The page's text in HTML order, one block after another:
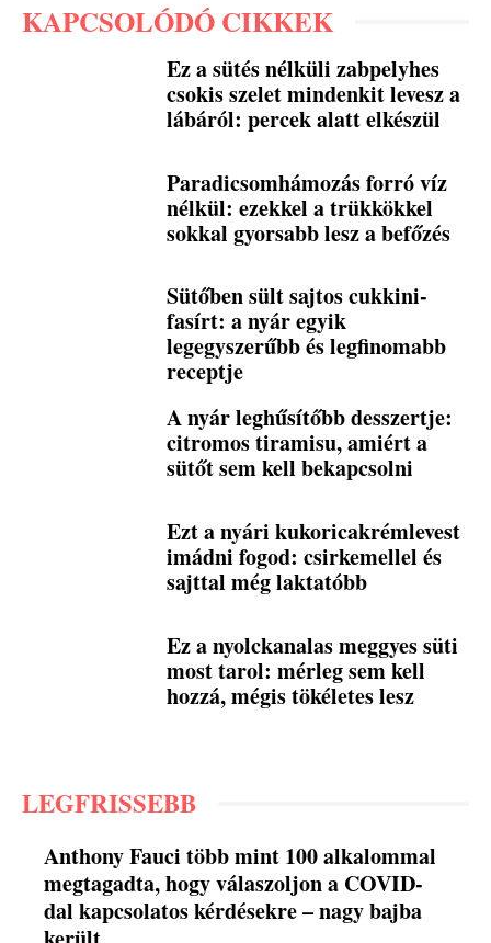
KAPCSOLÓDÓ CIKKEK
Ez a sütés nélküli zabpelyhes
csokis szelet mindenkit levesz a
lábáról: percek alatt elkészül
Paradicsomhámozás forró víz
nélkül: ezekkel a trükkökkel
sokkal gyorsabb lesz a befőzés
Sütőben sült sajtos cukkini-
fasírt: a nyár egyik
legegyszerűbb és legfinomabb
receptje
A nyár leghűsítőbb desszertje:
citromos tiramisu, amiért a
sütőt sem kell bekapcsolni
Ezt a nyári kukoricakrémlevest
imádni fogod: csirkemellel és
sajttal még laktatóbb
Ez a nyolckanalas meggyes süti
most tarol: mérleg sem kell
hozzá, mégis tökéletes lesz
LEGFRISSEBB
Anthony Fauci több mint 100 alkalommal
megtagadta, hogy válaszoljon a COVID-
dal kapcsolatos kérdésekre – nagy bajba